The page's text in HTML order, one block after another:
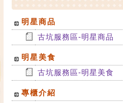
明星商品
古坑服務區-明星商品
明星美食
古坑服務區-明星美食
專櫃介紹